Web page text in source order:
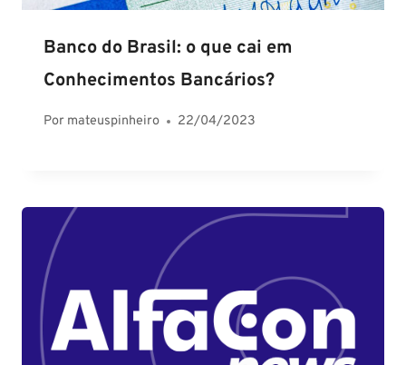
Banco do Brasil: o que cai em
Conhecimentos Bancários?
Por mateuspinheiro 22/04/2023